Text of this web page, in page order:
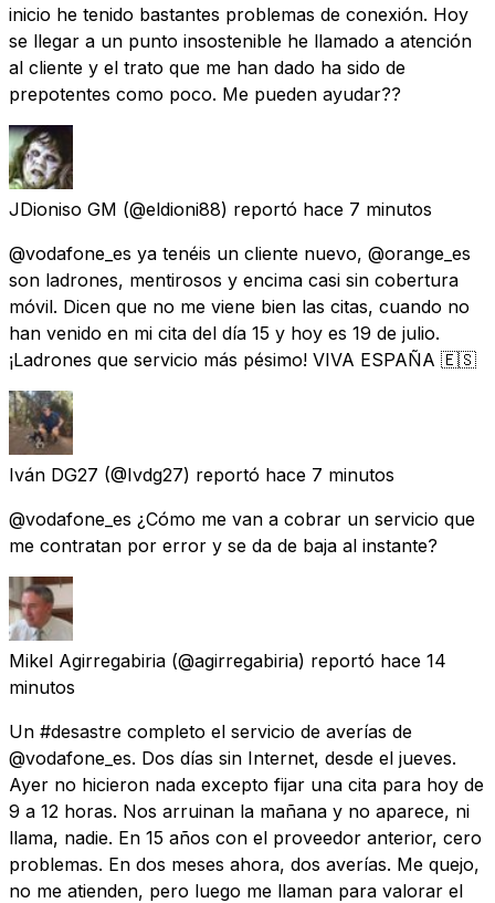
inicio he tenido bastantes problemas de conexión. Hoy
se llegar a un punto insostenible he llamado a atención
al cliente y el trato que me han dado ha sido de
prepotentes como poco. Me pueden ayudar??
JDioniso GM (@eldioni88) reportó hace 7 minutos
@vodafone_es ya tenéis un cliente nuevo, @orange_es
son ladrones, mentirosos y encima casi sin cobertura
móvil. Dicen que no me viene bien las citas, cuando no
han venido en mi cita del día 15 y hoy es 19 de julio.
¡Ladrones que servicio más pésimo! VIVA ESPAÑA 🇪🇸
Iván DG27 (@Ivdg27) reportó hace 7 minutos
@vodafone_es ¿Cómo me van a cobrar un servicio que
me contratan por error y se da de baja al instante?
Mikel Agirregabiria (@agirregabiria) reportó hace 14
minutos
Un #desastre completo el servicio de averías de
@vodafone_es. Dos días sin Internet, desde el jueves.
Ayer no hicieron nada excepto fijar una cita para hoy de
9 a 12 horas. Nos arruinan la mañana y no aparece, ni
llama, nadie. En 15 años con el proveedor anterior, cero
problemas. En dos meses ahora, dos averías. Me quejo,
no me atienden, pero luego me llaman para valorar el